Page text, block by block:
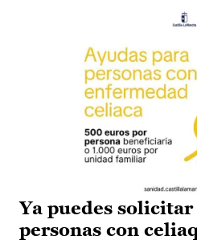
Ya puedes solicitar
personas con